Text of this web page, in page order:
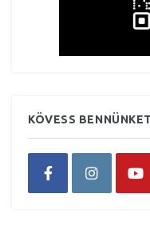
KÖVESS BENNÜNKET